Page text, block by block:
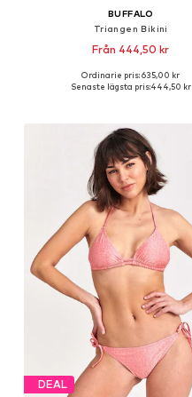
BUFFALO
Triangen Bikini
Från 444,50 kr
Ordinarie pris: 635,00 kr
Senaste lägsta pris:444,50 kr
DEAL